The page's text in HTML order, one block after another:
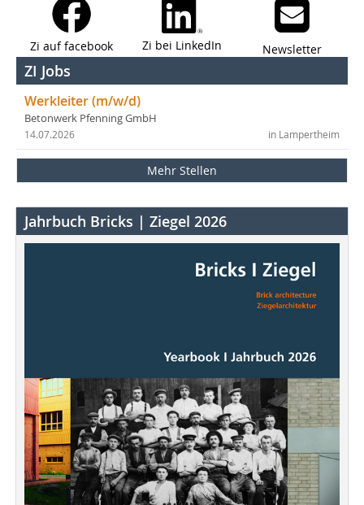
Zi auf facebook Zi bei LinkedIn Newsletter
ZI Jobs
Werkleiter (m/w/d)
Betonwerk Pfenning GmbH
in Lampertheim
14.07.2026
Mehr Stellen
Jahrbuch Bricks | Ziegel 2026